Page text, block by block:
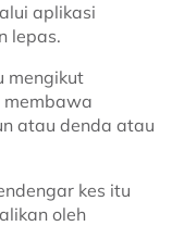
aplikasi
lepas.
mengikut
membawa
atau denda atau
kes itu
oleh